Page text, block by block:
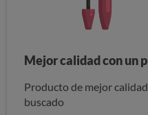
Mejor calidad con un
Producto de mejor
buscado